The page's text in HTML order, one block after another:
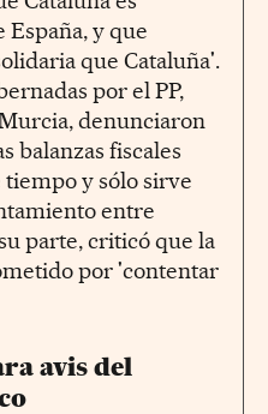
España, y que
que Cataluña'.
por el PP,
denunciaron
balanzas fiscales
y sólo sirve
entre
parte, criticó que la
por 'contentar
avis del